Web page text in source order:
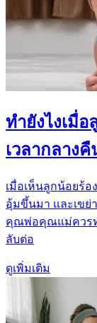
ทำยังไงเมื่
เวลากลางคื
เมื่อเห็นลูกน้อยร้
อุ้มขึ้นมา และเขย่
คุณพ่อคุณแม่ควรท
ลับต่อ
ดูเพิ่มเติม